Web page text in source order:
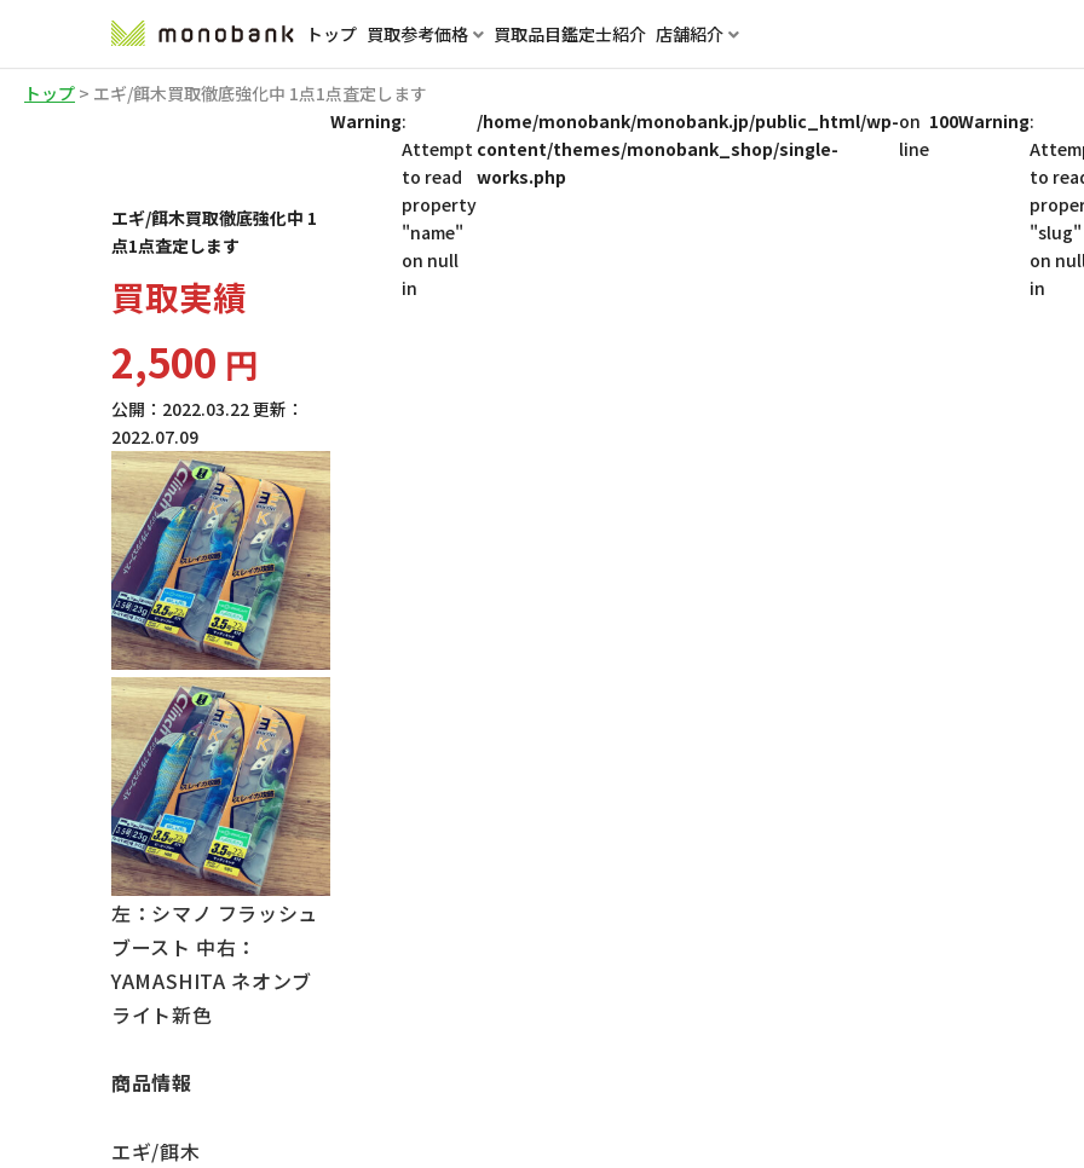
トップ 買取参考価格 買取品目鑑定士紹介 店舗紹介
トップ > エギ/餌木買取徹底強化中 1点1点査定します
エギ/餌木買取徹底強化中 1
点1点査定します
買取実績
2,500 円
公開： 2022.03.22更新：
2022.07.09
左：シマノ フラッシュ
ブースト 中右：
YAMASHITA ネオンブ
ライト新色
商品情報
エギ/餌木
Warning:
Attempt
to read
property
"name"
on null
in
/home/monobank/monobank.jp/public_html/wp-
content/themes/monobank_shop/single-
works.php
on
line
100Warning:
to
"slug"
on
in